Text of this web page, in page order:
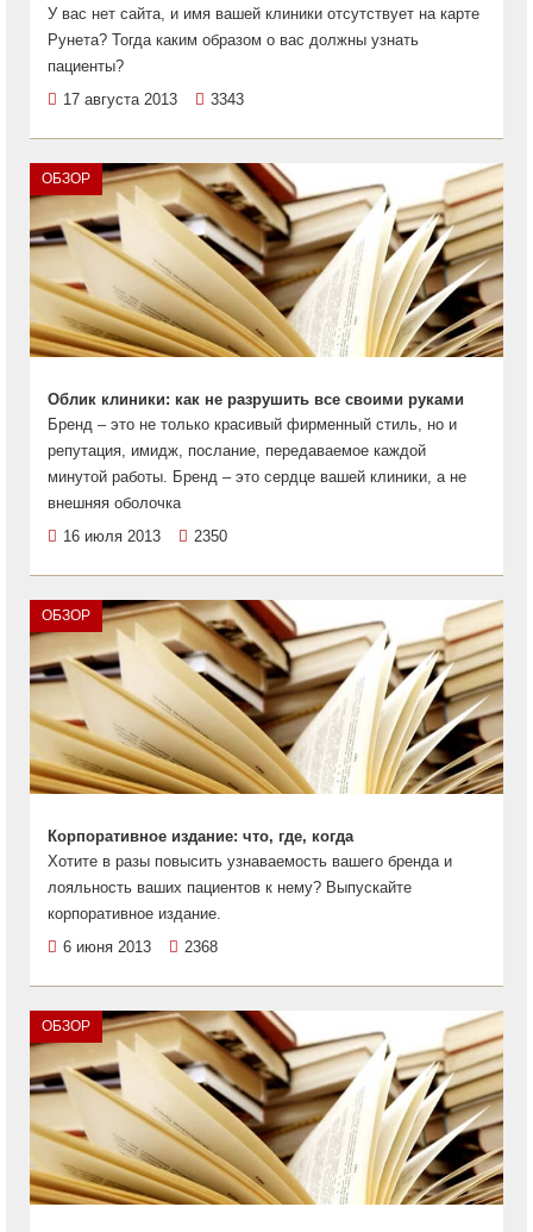
У вас нет сайта, и имя вашей клиники отсутствует на карте
Рунета? Тогда каким образом о вас должны узнать
пациенты?
17 августа 2013
3343
ОБЗОР
Облик клиники: как не разрушить все своими руками
Бренд – это не только красивый фирменный стиль, но и
репутация, имидж, послание, передаваемое каждой
минутой работы. Бренд – это сердце вашей клиники, а не
внешняя оболочка
16 июля 2013
2350
ОБЗОР
Корпоративное издание: что, где, когда
Хотите в разы повысить узнаваемость вашего бренда и
лояльность ваших пациентов к нему? Выпускайте
корпоративное издание.
6 июня 2013
2368
ОБЗОР